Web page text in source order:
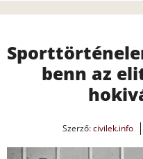
benn az
Szerző:civilek.info